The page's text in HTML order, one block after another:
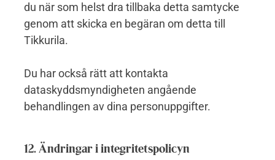
du när som helst dra tillbaka detta samtycke
genom att skicka en begäran om detta till
Tikkurila.
Du har också rätt att kontakta
dataskyddsmyndigheten angående
behandlingen av dina personuppgifter.
12. Ändringar i integritetspolicyn